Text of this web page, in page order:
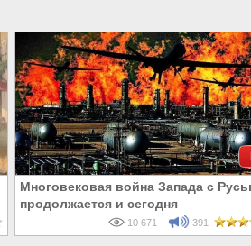
Многовековая война Запада с
продолжается и сегодня
10 671 391